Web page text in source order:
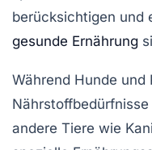
berücksichtigen und
gesunde Ernährung
Während Hunde und
Nährstoffbedürfnisse
andere Tiere wie